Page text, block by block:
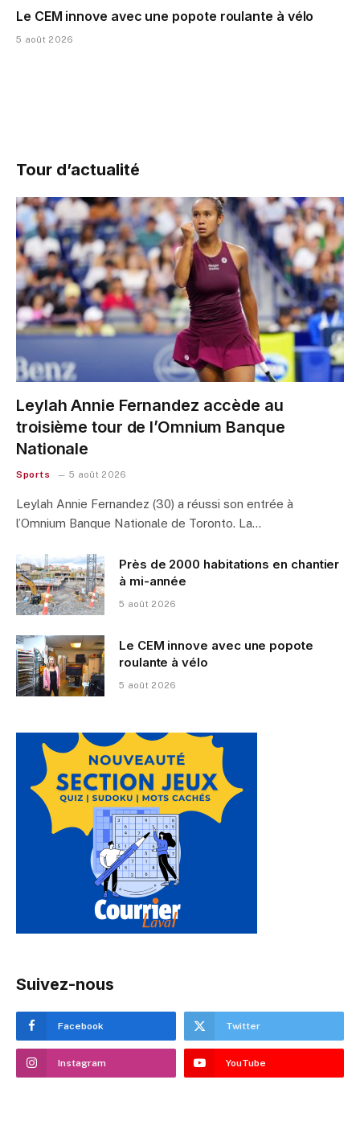
Le CEM innove avec une popote roulante à vélo
5 août 2026
Tour d’actualité
Leylah Annie Fernandez accède au
troisième tour de l’Omnium Banque
Nationale
Sports 5 août 2026
Leylah Annie Fernandez (30) a réussi son entrée à
l’Omnium Banque Nationale de Toronto. La…
Près de 2000 habitations en chantier
à mi-année
5 août 2026
Le CEM innove avec une popote
roulante à vélo
5 août 2026
Suivez-nous
Facebook Twitter
Instagram YouTube